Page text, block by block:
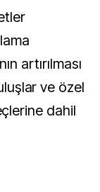
artırılması
ve özel
dahil